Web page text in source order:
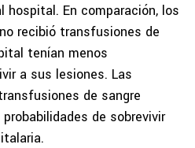
hospital. En comparación, los
recibió transfusiones de
tenían menos
a sus lesiones. Las
de sangre
de sobrevivir